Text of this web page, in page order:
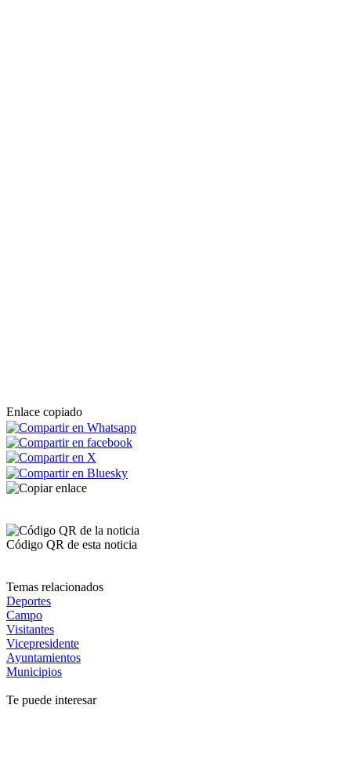
Enlace copiado
Código QR de esta noticia
Temas relacionados
Deportes
Campo
Visitantes
Vicepresidente
Ayuntamientos
Municipios
Te puede interesar